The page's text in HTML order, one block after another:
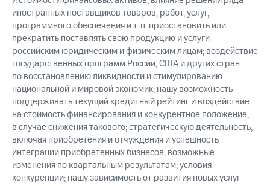
иностранных поставщиков товаров, работ, услуг,
программного обеспечения и т. п. приостановить или
прекратить поставлять свою продукцию и услуги
российским юридическим и физическим лицам; воздействие
государственных программ России, США и других стран
по восстановлению ликвидности и стимулированию
национальной и мировой экономик; нашу возможность
поддерживать текущий кредитный рейтинг и воздействие
на стоимость финансирования и конкурентное положение,
в случае снижения такового; стратегическую деятельность,
включая приобретения и отчуждения и успешность
интеграции приобретенных бизнесов; возможные
изменения по квартальным результатам; условия
конкуренции; нашу зависимость от развития новых услуг